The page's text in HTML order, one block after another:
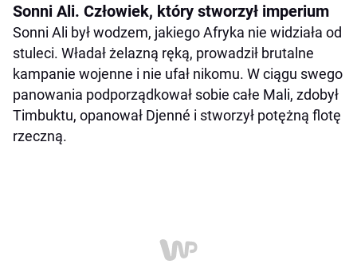
Sonni Ali. Człowiek, który stworzył imperium
Sonni Ali był wodzem, jakiego Afryka nie widziała od
stuleci. Władał żelazną ręką, prowadził brutalne
kampanie wojenne i nie ufał nikomu. W ciągu swego
panowania podporządkował sobie całe Mali, zdobył
Timbuktu, opanował Djenné i stworzył potężną flotę
rzeczną.